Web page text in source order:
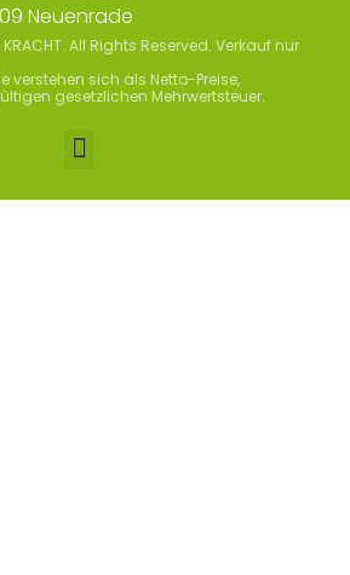
Neuenrade
All Rights Reserved. Verkauf nur
verstehen sich als Netto-Preise,
gesetzlichen Mehrwertsteuer.